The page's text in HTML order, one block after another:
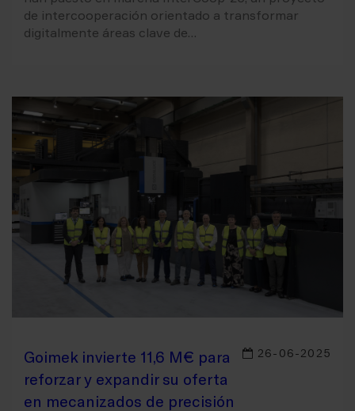
de intercooperación orientado a transformar
digitalmente áreas clave de…
Goimek invierte 11,6 M€ para
reforzar y expandir su oferta
en mecanizados de precisión
26-06-2025